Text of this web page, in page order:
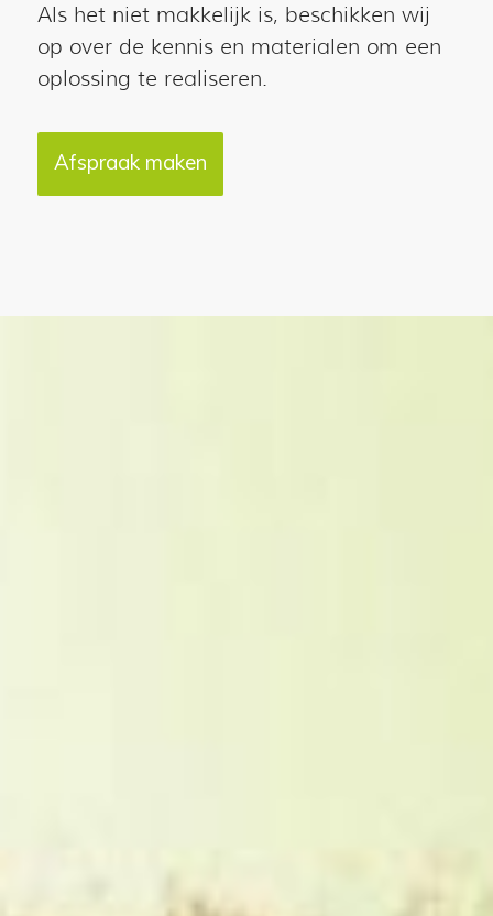
Als het niet makkelijk is, beschikken wij
op over de kennis en materialen om een
oplossing te realiseren.
Afspraak maken